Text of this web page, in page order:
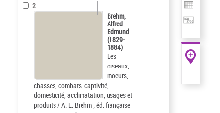
2
Brehm,
Alfred
Edmund
(1829-
1884)
Les
oiseaux,
moeurs,
chasses, combats, captivité,
domesticité, acclimatation, usages et
produits / A. E. Brehm ; éd. française